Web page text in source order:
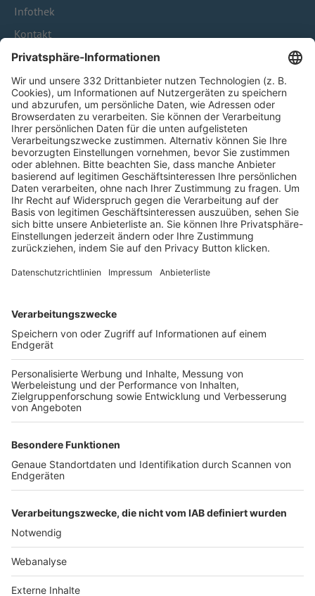
Infothek
Kontakt
HÄUFIG BESUCHTE SEITEN
Pässe und Vereinswechsel
Trainerausbildung
Schulungsangebot Vereinsmitarbeiter
BFV-Geschäftsstellen
Trainerbörse
Login SpielPlus
FOLGE DEM BFV
TOP-VEREINE
TOP-PARTNER
Nutzungsbedingungen Datenschutz Impressum